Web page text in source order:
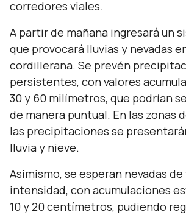
corredores viales.
A partir de mañana ingresará un
que provocará lluvias y nevadas
cordillerana. Se prevén
persistentes, con valores
30 y 60 milímetros, que podrían
de manera puntual. En las zonas
las precipitaciones se
lluvia y nieve.
Asimismo, se esperan nevadas de
intensidad, con acumulaciones
10 y 20 centímetros, pudiendo